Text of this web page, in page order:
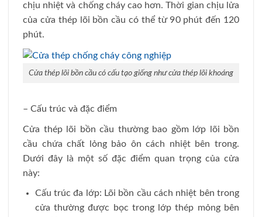
chịu nhiệt và chống cháy cao hơn. Thời gian chịu lửa
của cửa thép lõi bồn cầu có thể từ 90 phút đến 120
phút.
Cửa thép lõi bồn cầu có cấu tạo giống như cửa thép lõi khoáng
– Cấu trúc và đặc điểm
Cửa thép lõi bồn cầu thường bao gồm lớp lõi bồn
cầu chứa chất lỏng bảo ôn cách nhiệt bên trong.
Dưới đây là một số đặc điểm quan trọng của cửa
này:
Cấu trúc đa lớp: Lõi bồn cầu cách nhiệt bên trong
cửa thường được bọc trong lớp thép mỏng bên